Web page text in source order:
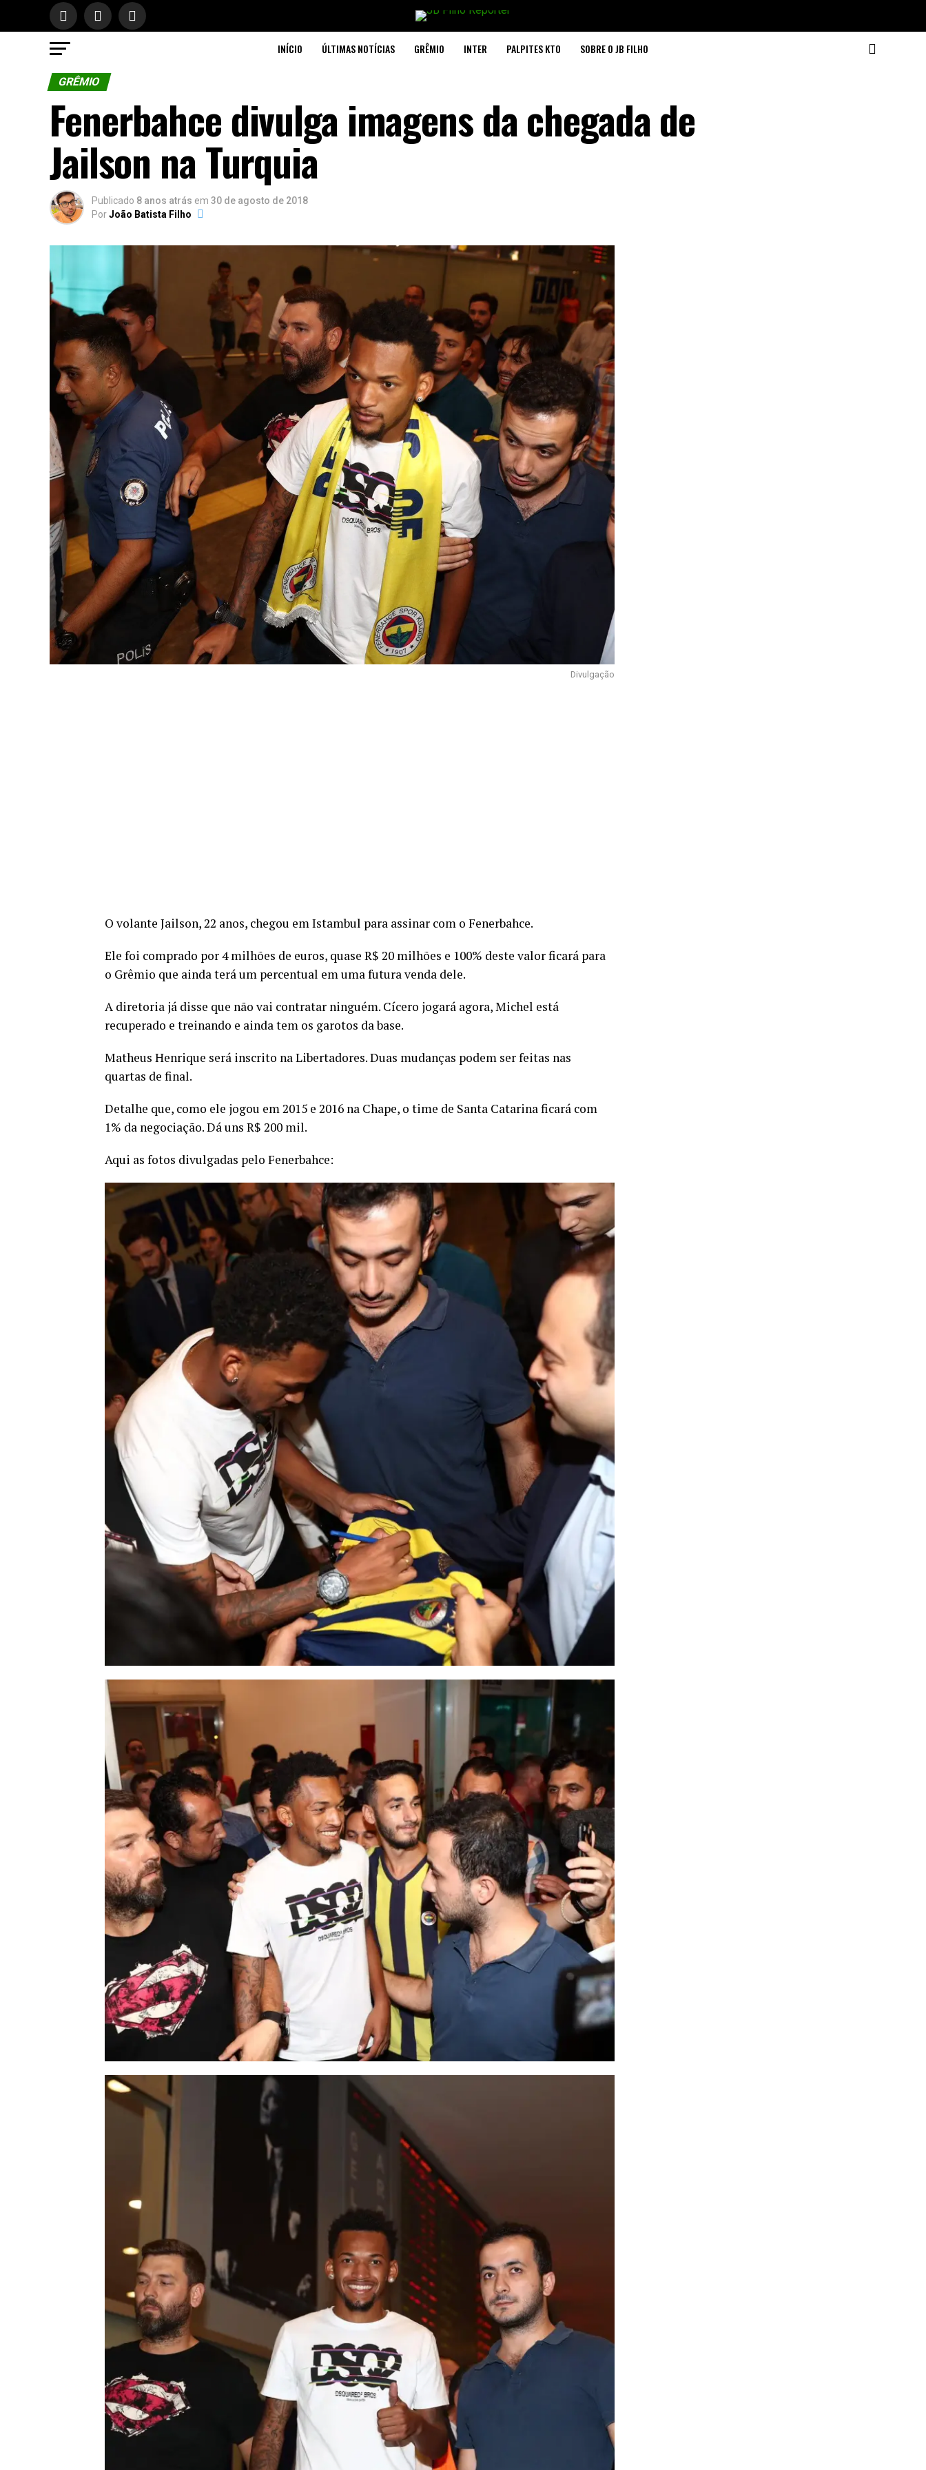
INÍCIO ÚLTIMAS NOTÍCIAS GRÊMIO INTER PALPITES KTO SOBRE O JB FILHO
GRÊMIO
Fenerbahce divulga imagens da chegada de
Jailson na Turquia
Publicado 8 anos atrás em 30 de agosto de 2018
PorJoão Batista Filho
Divulgação
O volante Jailson, 22 anos, chegou em Istambul para assinar com o Fenerbahce.
Ele foi comprado por 4 milhões de euros, quase R$ 20 milhões e 100% deste valor ficará para
o Grêmio que ainda terá um percentual em uma futura venda dele.
A diretoria já disse que não vai contratar ninguém. Cícero jogará agora, Michel está
recuperado e treinando e ainda tem os garotos da base.
Matheus Henrique será inscrito na Libertadores. Duas mudanças podem ser feitas nas
quartas de final.
Detalhe que, como ele jogou em 2015 e 2016 na Chape, o time de Santa Catarina ficará com
1% da negociação. Dá uns R$ 200 mil.
Aqui as fotos divulgadas pelo Fenerbahce: